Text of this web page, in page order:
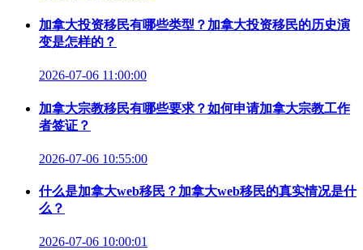
加拿大投资移民有哪些类型？加拿大投资移民的历史演
变是怎样的？
2026-07-06 11:00:00
加拿大宗教移民有哪些要求？如何申请加拿大宗教工作
者签证？
2026-07-06 10:55:00
什么是加拿大web移民？加拿大web移民的真实情况是什
么？
2026-07-06 10:00:01